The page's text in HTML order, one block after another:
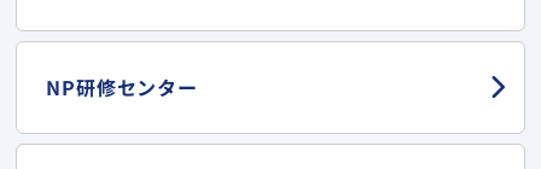
NP研修センター